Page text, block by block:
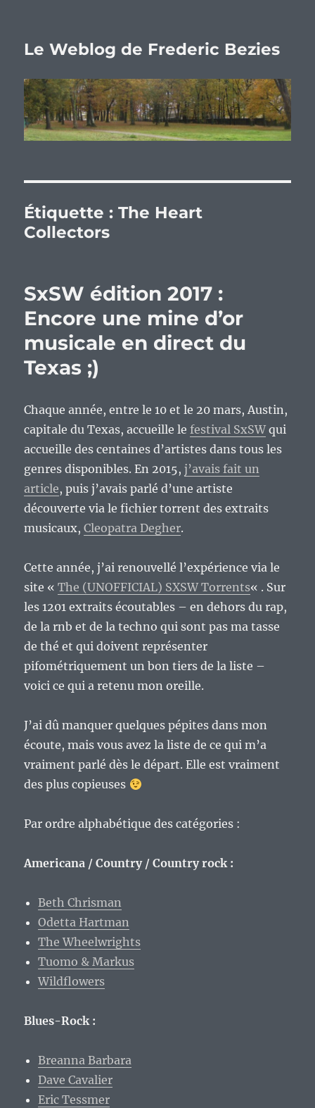
Le Weblog de Frederic Bezies
Étiquette :The Heart
Collectors
SxSW édition 2017 :
Encore une mine d’or
musicale en direct du
Texas ;)
Chaque année, entre le 10 et le 20 mars, Austin,
capitale du Texas, accueille lefestival SxSWqui
accueille des centaines d’artistes dans tous les
genres disponibles. En 2015,j’avais fait un
article, puis j’avais parlé d’une artiste
découverte via le fichier torrent des extraits
musicaux,Cleopatra Degher.
Cette année, j’ai renouvellé l’expérience via le
site «The (UNOFFICIAL) SXSW Torrents« . Sur
les 1201 extraits écoutables – en dehors du rap,
de la rnb et de la techno qui sont pas ma tasse
de thé et qui doivent représenter
pifométriquement un bon tiers de la liste –
voici ce qui a retenu mon oreille.
J’ai dû manquer quelques pépites dans mon
écoute, mais vous avez la liste de ce qui m’a
vraiment parlé dès le départ. Elle est vraiment
des plus copieuses
Par ordre alphabétique des catégories :
Americana / Country / Country rock :
Beth Chrisman
Odetta Hartman
The Wheelwrights
Tuomo & Markus
Wildflowers
Blues-Rock :
Breanna Barbara
Dave Cavalier
Eric Tessmer